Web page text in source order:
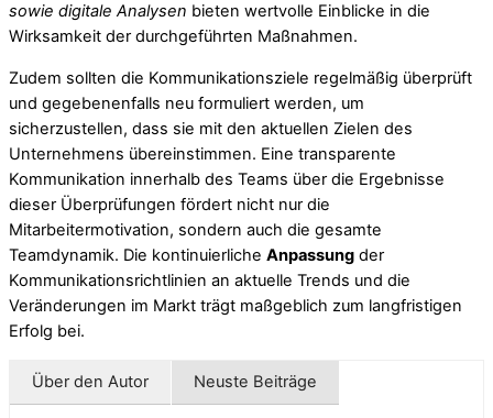
sowie digitale Analysen bieten wertvolle Einblicke in die
Wirksamkeit der durchgeführten Maßnahmen.
Zudem sollten die Kommunikationsziele regelmäßig überprüft
und gegebenenfalls neu formuliert werden, um
sicherzustellen, dass sie mit den aktuellen Zielen des
Unternehmens übereinstimmen. Eine transparente
Kommunikation innerhalb des Teams über die Ergebnisse
dieser Überprüfungen fördert nicht nur die
Mitarbeitermotivation, sondern auch die gesamte
Teamdynamik. Die kontinuierliche Anpassung der
Kommunikationsrichtlinien an aktuelle Trends und die
Veränderungen im Markt trägt maßgeblich zum langfristigen
Erfolg bei.
Über den Autor Neuste Beiträge